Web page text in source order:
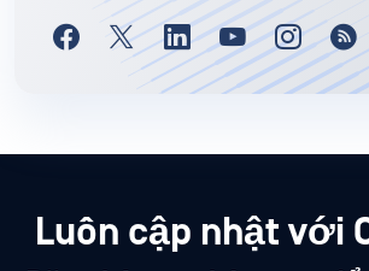
Luôn cập nhật với